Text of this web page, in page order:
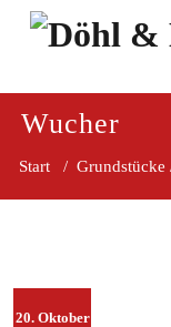
Zum
Wucher
Start /
20. Oktober